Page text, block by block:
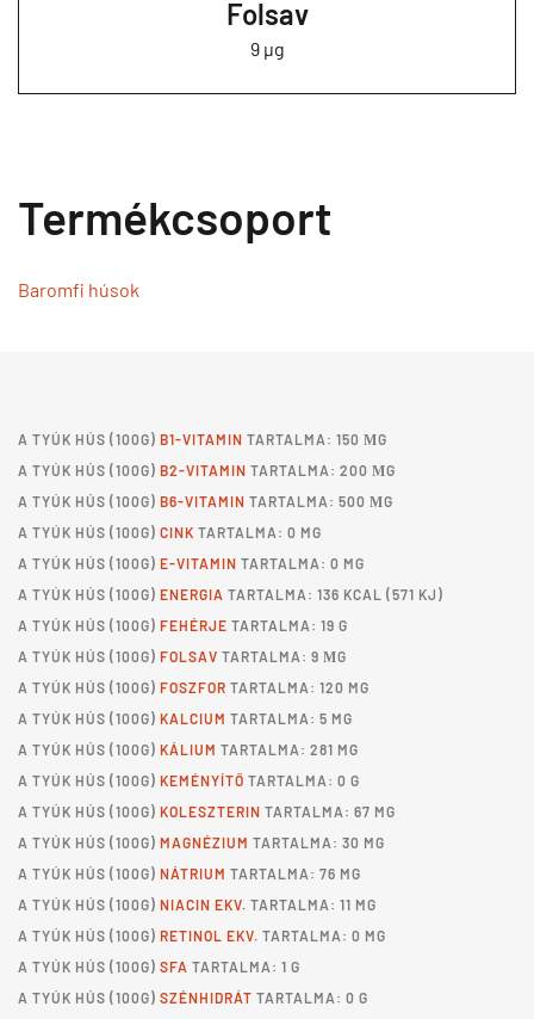
Folsav
9 µg
Termékcsoport
Baromfi húsok
A TYÚK HÚS (100G) B1-VITAMIN TARTALMA: 150 ΜG
A TYÚK HÚS (100G) B2-VITAMIN TARTALMA: 200 ΜG
A TYÚK HÚS (100G) B6-VITAMIN TARTALMA: 500 ΜG
A TYÚK HÚS (100G) CINK TARTALMA: 0 MG
A TYÚK HÚS (100G) E-VITAMIN TARTALMA: 0 MG
A TYÚK HÚS (100G) ENERGIA TARTALMA: 136 KCAL (571 KJ)
A TYÚK HÚS (100G) FEHÉRJE TARTALMA: 19 G
A TYÚK HÚS (100G) FOLSAV TARTALMA: 9 ΜG
A TYÚK HÚS (100G) FOSZFOR TARTALMA: 120 MG
A TYÚK HÚS (100G) KALCIUM TARTALMA: 5 MG
A TYÚK HÚS (100G) KÁLIUM TARTALMA: 281 MG
A TYÚK HÚS (100G) KEMÉNYÍTŐ TARTALMA: 0 G
A TYÚK HÚS (100G) KOLESZTERIN TARTALMA: 67 MG
A TYÚK HÚS (100G) MAGNÉZIUM TARTALMA: 30 MG
A TYÚK HÚS (100G) NÁTRIUM TARTALMA: 76 MG
A TYÚK HÚS (100G) NIACIN EKV. TARTALMA: 11 MG
A TYÚK HÚS (100G) RETINOL EKV. TARTALMA: 0 MG
A TYÚK HÚS (100G) SFA TARTALMA: 1 G
A TYÚK HÚS (100G) SZÉNHIDRÁT TARTALMA: 0 G